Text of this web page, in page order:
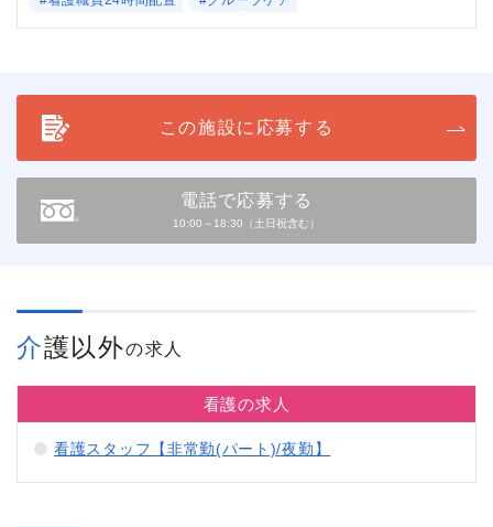
この施設に応募する
電話で応募する
10:00～18:30（土日祝含む）
介護以外の求人
看護の求人
看護スタッフ【非常勤(パート)/夜勤】